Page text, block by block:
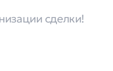
сделки!